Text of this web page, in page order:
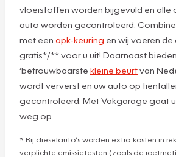
vloeistoffen worden bijgevuld en alle
auto worden gecontroleerd.
met een apk-keuring en wij voeren de
gratis*/** voor u uit! Daarnaast
‘betrouwbaarste kleine beurtvan
wordt ververst en uw auto op
gecontroleerd. Met Vakgarage gaat
weg op.
* Bij dieselauto’s worden extra kosten in
verplichte emissietesten (zoals de